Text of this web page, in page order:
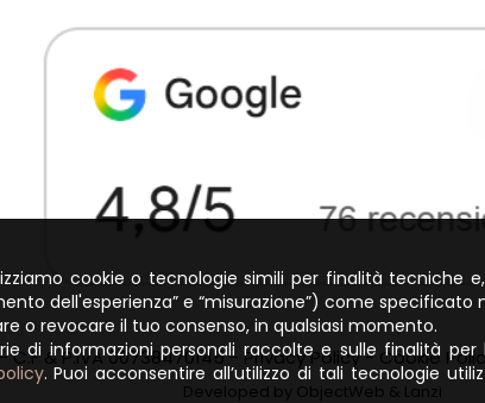
- C.F & P.IVA 00738470145 - Privacy Policy-Cookie
Developed by ObjectWeb & Lanzi
cookie o tecnologie simili per finalità tecniche
dell'esperienza” e “misurazione”) come specificato
o revocare il tuo consenso, in qualsiasi momento.
di informazioni personali raccolte e sulle finalità
. Puoi acconsentire all’utilizzo di tali tecnologie